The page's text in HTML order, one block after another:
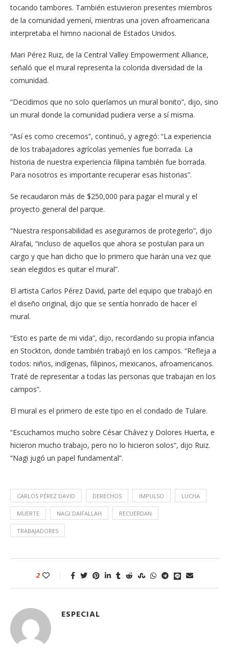
tocando tambores. También estuvieron presentes miembros
de la comunidad yemení, mientras una joven afroamericana
interpretaba el himno nacional de Estados Unidos.
Mari Pérez Ruiz, de la Central Valley Empowerment Alliance,
señaló que el mural representa la colorida diversidad de la
comunidad.
“Decidimos que no solo queríamos un mural bonito”, dijo, sino
un mural donde la comunidad pudiera verse a sí misma.
“Así es como crecemos”, continuó, y agregó: “La experiencia
de los trabajadores agrícolas yemeníes fue borrada. La
historia de nuestra experiencia filipina también fue borrada.
Para nosotros es importante recuperar esas historias”.
Se recaudaron más de $250,000 para pagar el mural y el
proyecto general del parque.
“Nuestra responsabilidad es asegurarnos de protegerlo”, dijo
Alrafai, “incluso de aquellos que ahora se postulan para un
cargo y que han dicho que lo primero que harán una vez que
sean elegidos es quitar el mural”.
El artista Carlos Pérez David, parte del equipo que trabajó en
el diseño original, dijo que se sentía honrado de hacer el
mural.
“Esto es parte de mi vida”, dijo, recordando su propia infancia
en Stockton, donde también trabajó en los campos. “Refleja a
todos: niños, indígenas, filipinos, mexicanos, afroamericanos.
Traté de representar a todas las personas que trabajan en los
campos”.
El mural es el primero de este tipo en el condado de Tulare.
“Escuchamos mucho sobre César Chávez y Dolores Huerta, e
hicieron mucho trabajo, pero no lo hicieron solos”, dijo Ruiz.
“Nagi jugó un papel fundamental”.
CARLOS PÉREZ DAVID DERECHOS IMPULSO LUCHA
MUERTE NAGI DAIFALLAH RECUERDAN
TRABAJADORES
2
ESPECIAL